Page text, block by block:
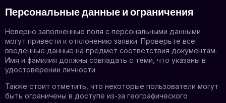
Персональные данные и ограничения
Неверно заполненные поля с персональными данными
могут привести к отклонению заявки. Проверьте все
введённые данные на предмет соответствия документам.
Имя и фамилия должны совпадать с теми, что указаны в
удостоверении личности.
Также стоит отметить, что некоторые пользователи могут
быть ограничены в доступе из-за географического